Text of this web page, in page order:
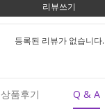
리뷰쓰기
등록된 리뷰가 없습니다.
상품후기 Q & A